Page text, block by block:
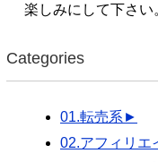
楽しみにして下さい
Categories
01.転売系 ►
02.アフィリエ